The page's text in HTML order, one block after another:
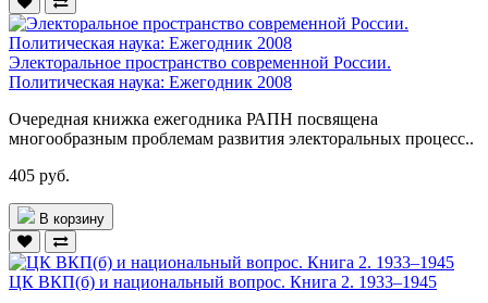
Электоральное пространство современной России.
Политическая наука: Ежегодник 2008
Очередная книжка ежегодника РАПН посвящена
многообразным проблемам развития электоральных процесс..
405 руб.
В корзину
ЦК ВКП(б) и национальный вопрос. Книга 2. 1933–1945